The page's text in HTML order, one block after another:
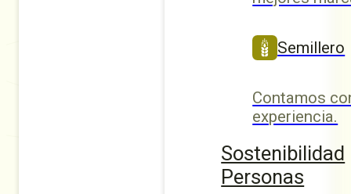
Semillero
Contamos
experiencia.
Sostenibilidad
Personas